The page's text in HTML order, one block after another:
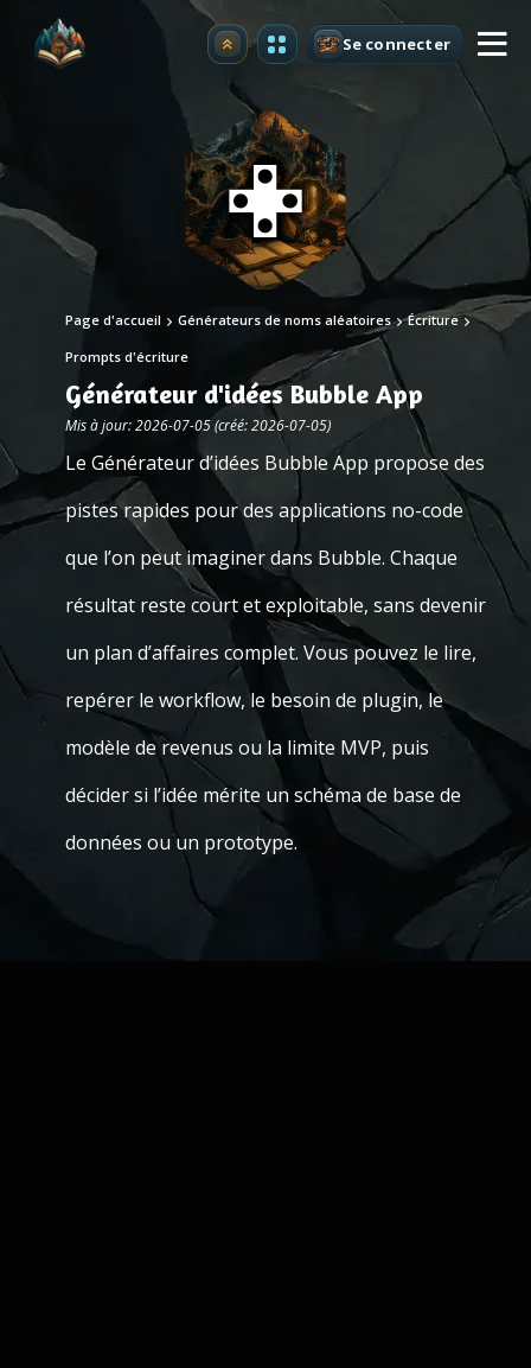
Premium Se connecter
Page d'accueil Générateurs de noms aléatoires Écriture
Prompts d'écriture
Générateur d'idées Bubble App
Mis à jour: 2026-07-05 (créé: 2026-07-05)
Le Générateur d’idées Bubble App propose des
pistes rapides pour des applications no-code
que l’on peut imaginer dans Bubble. Chaque
résultat reste court et exploitable, sans devenir
un plan d’affaires complet. Vous pouvez le lire,
repérer le workflow, le besoin de plugin, le
modèle de revenus ou la limite MVP, puis
décider si l’idée mérite un schéma de base de
données ou un prototype.